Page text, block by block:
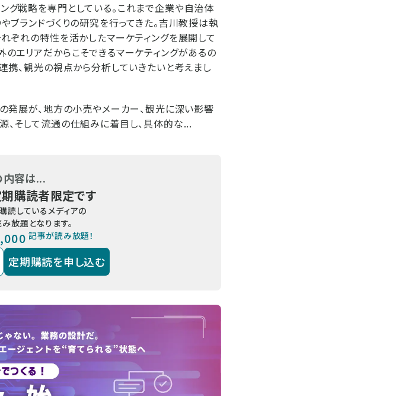
グ戦略を専門としている。これまで企業や自治体
ブランドづくりの研究を行ってきた。吉川教授は執
ぞれの特性を活かしたマーケティングを展開して
エリアだからこそできるマーケティングがあるの
携、観光の視点から分析していきたいと考えまし
発展が、地方の小売やメーカー、観光に深い影響
、そして流通の仕組みに着目し、具体的な...
内容は...
期購読者限定です
読しているメディアの
放題となります。
記事が読み放題！
定期購読を申し込む